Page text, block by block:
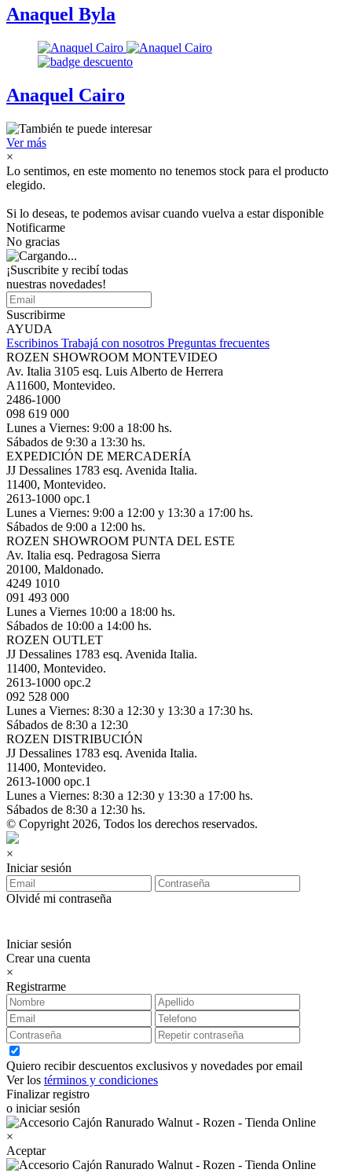
Anaquel Byla
Anaquel Cairo
Ver más
×
Lo sentimos, en este momento no tenemos stock para el producto
elegido.
Si lo deseas, te podemos avisar cuando vuelva a estar disponible
Notificarme
No gracias
¡Suscribite y recibí todas
nuestras novedades!
Suscribirme
AYUDA
Escribinos Trabajá con nosotros Preguntas frecuentes
ROZEN SHOWROOM MONTEVIDEO
Av. Italia 3105 esq. Luis Alberto de Herrera
A11600, Montevideo.
2486-1000
098 619 000
Lunes a Viernes: 9:00 a 18:00 hs.
Sábados de 9:30 a 13:30 hs.
EXPEDICIÓN DE MERCADERÍA
JJ Dessalines 1783 esq. Avenida Italia.
11400, Montevideo.
2613-1000 opc.1
Lunes a Viernes: 9:00 a 12:00 y 13:30 a 17:00 hs.
Sábados de 9:00 a 12:00 hs.
ROZEN SHOWROOM PUNTA DEL ESTE
Av. Italia esq. Pedragosa Sierra
20100, Maldonado.
4249 1010
091 493 000
Lunes a Viernes 10:00 a 18:00 hs.
Sábados de 10:00 a 14:00 hs.
ROZEN OUTLET
JJ Dessalines 1783 esq. Avenida Italia.
11400, Montevideo.
2613-1000 opc.2
092 528 000
Lunes a Viernes: 8:30 a 12:30 y 13:30 a 17:30 hs.
Sábados de 8:30 a 12:30
ROZEN DISTRIBUCIÓN
JJ Dessalines 1783 esq. Avenida Italia.
11400, Montevideo.
2613-1000 opc.1
Lunes a Viernes: 8:30 a 12:30 y 13:30 a 17:00 hs.
Sábados de 8:30 a 12:30 hs.
© Copyright 2026, Todos los derechos reservados.
×
Iniciar sesión
Olvidé mi contraseña
Iniciar sesión
Crear una cuenta
×
Registrarme
Quiero recibir descuentos exclusivos y novedades por email
Ver los términos y condiciones
Finalizar registro
o iniciar sesión
×
Aceptar